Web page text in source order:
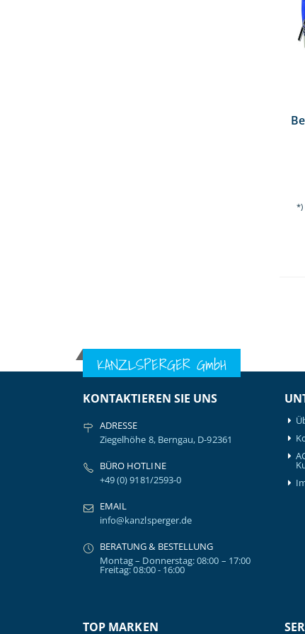
*)
KANZLSPERGER GmbH
KONTAKTIEREN SIE UNS
ADRESSE
Ziegelhöhe 8, Berngau, D-92361
BÜRO HOTLINE
+49 (0) 9181/2593-0
EMAIL
info@kanzlsperger.de
BERATUNG & BESTELLUNG
Montag – Donnerstag: 08:00 – 17:00
Freitag: 08:00 - 16:00
TOP MARKEN